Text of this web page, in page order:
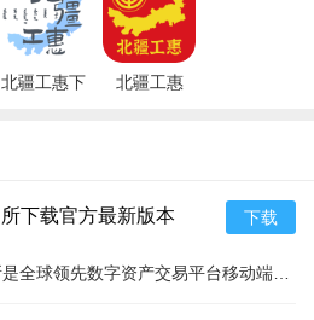
开设职工会员心理咨询服务窗口，
事，完全保护您个人隐私。随时随
北疆工惠下
北疆工惠
下载官方最新版本
下载